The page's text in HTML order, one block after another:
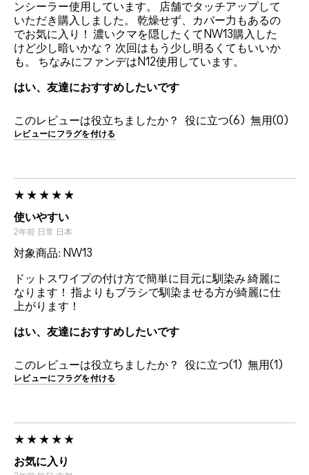
ンシーラー使用しています。 店舗でタッチアップして
いただき購入しました。 乾燥せず、カバー力もあるの
でお気に入り！ 濃いクマを隠したくてNW13購入した
けど少し暗いかな？ 次回はもう少し明るくてもいいか
も。 ちなみにファンデはN12使用しています。
はい、友達におすすめしたいです
このレビューは役立ちましたか？ 6 0
レビューにフラグを付ける
使いやすい
2年前 日常 日本
対象商品: NW13
ドットスワイプの付け方で簡単に目元に馴染み 綺麗に
なります！ 指よりもブラシで馴染ませる方が綺麗に仕
上がります！
はい、友達におすすめしたいです
このレビューは役立ちましたか？ 1 1
レビューにフラグを付ける
お気に入り